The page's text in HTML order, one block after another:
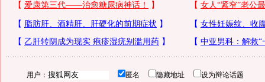
用户： 匿名 隐藏地址 设为辩论话题